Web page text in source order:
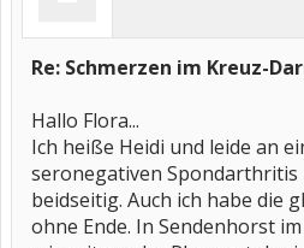
Re: Schmerzen im Kreuz-
Hallo Flora...
Ich heiße Heidi und leide an
seronegativen Spondarthritis
beidseitig. Auch ich habe die
ohne Ende. In Sendenhorst